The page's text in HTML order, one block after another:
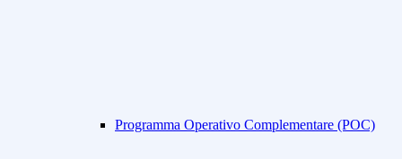
Programma Operativo Complementare (POC)